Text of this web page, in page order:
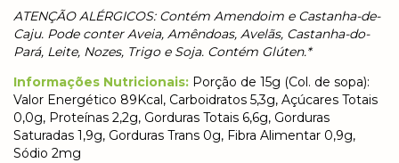
ATENÇÃO ALÉRGICOS: Contém Amendoim e Castanha-de-
Caju. Pode conter Aveia, Amêndoas, Avelãs, Castanha-do-
Pará, Leite, Nozes, Trigo e Soja. Contém Glúten.*
Informações Nutricionais: Porção de 15g (Col. de sopa):
Valor Energético 89Kcal, Carboidratos 5,3g, Açúcares Totais
0,0g, Proteínas 2,2g, Gorduras Totais 6,6g, Gorduras
Saturadas 1,9g, Gorduras Trans 0g, Fibra Alimentar 0,9g,
Sódio 2mg